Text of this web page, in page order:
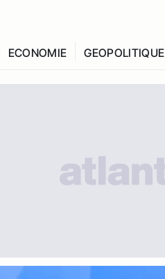
ECONOMIE GEOPOLITIQUE